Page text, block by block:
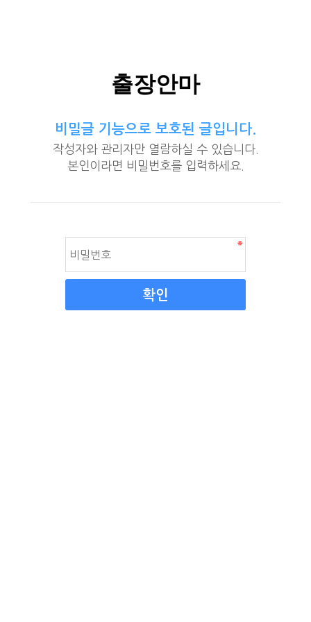
출장안마
비밀글 기능으로 보호된 글입니다.
작성자와 관리자만 열람하실 수 있습니다.
본인이라면 비밀번호를 입력하세요.